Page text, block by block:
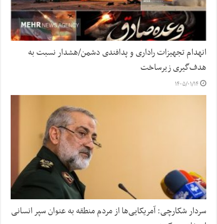
انهدام تجهیزات راداری و پدافندی دشمن/هشدار نسبت به
هدف‌گیری زیرساخت‌
۱۴۰۵/۰۱/۱۴
سردار شکارچی: آمریکایی‌ها از مردم منطقه به عنوان سپر انسانی